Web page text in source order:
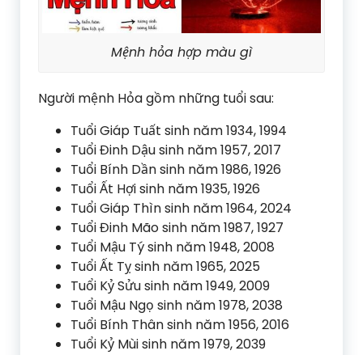
Mệnh hỏa hợp màu gì
Người mệnh Hỏa gồm những tuổi sau:
Tuổi Giáp Tuất sinh năm 1934, 1994
Tuổi Đinh Dậu sinh năm 1957, 2017
Tuổi Bính Dần sinh năm 1986, 1926
Tuổi Ất Hợi sinh năm 1935, 1926
Tuổi Giáp Thìn sinh năm 1964, 2024
Tuổi Đinh Mão sinh năm 1987, 1927
Tuổi Mậu Tý sinh năm 1948, 2008
Tuổi Ất Tỵ sinh năm 1965, 2025
Tuổi Kỷ Sửu sinh năm 1949, 2009
Tuổi Mậu Ngọ sinh năm 1978, 2038
Tuổi Bính Thân sinh năm 1956, 2016
Tuổi Kỷ Mùi sinh năm 1979, 2039